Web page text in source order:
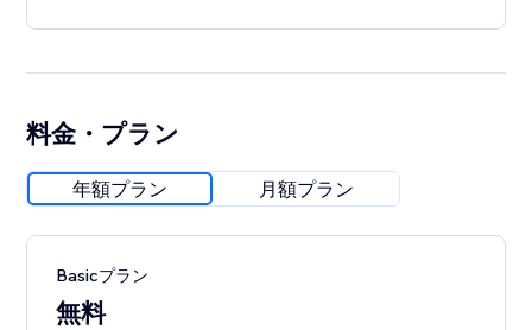
料金・プラン
年額プラン 月額プラン
Basicプラン
無料